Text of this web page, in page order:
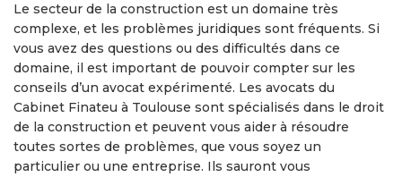
Le secteur de la construction est un domaine très
complexe, et les problèmes juridiques sont fréquents. Si
vous avez des questions ou des difficultés dans ce
domaine, il est important de pouvoir compter sur les
conseils d’un avocat expérimenté. Les avocats du
Cabinet Finateu à Toulouse sont spécialisés dans le droit
de la construction et peuvent vous aider à résoudre
toutes sortes de problèmes, que vous soyez un
particulier ou une entreprise. Ils sauront vous